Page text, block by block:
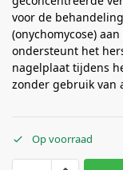
voor de
(onychomycose)
ondersteunt het
nagelplaat tijdens
zonder gebruik van
Op voorraad